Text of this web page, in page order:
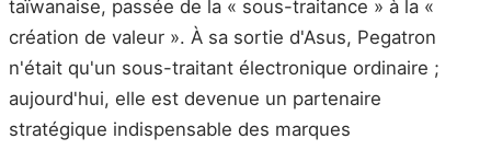
taïwanaise, passée de la « sous-traitance » à la «
création de valeur ». À sa sortie d'Asus, Pegatron
n'était qu'un sous-traitant électronique ordinaire ;
aujourd'hui, elle est devenue un partenaire
stratégique indispensable des marques